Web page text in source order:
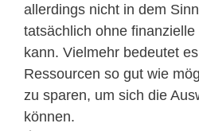
allerdings nicht in dem
tatsächlich ohne
kann. Vielmehr bedeutet
Ressourcen so gut wie
zu sparen, um sich die
können.